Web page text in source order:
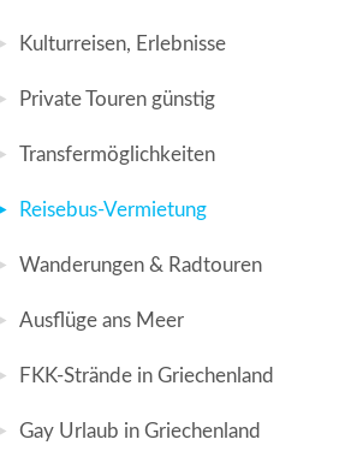
Kulturreisen, Erlebnisse
Private Touren günstig
Transfermöglichkeiten
Reisebus-Vermietung
Wanderungen & Radtouren
Ausflüge ans Meer
FKK-Strände in Griechenland
Gay Urlaub in Griechenland